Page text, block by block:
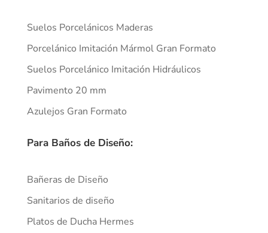
Suelos Porcelánicos Maderas
Porcelánico Imitación Mármol Gran Formato
Suelos Porcelánico Imitación Hidráulicos
Pavimento 20 mm
Azulejos Gran Formato
Para Baños de Diseño:
Bañeras de Diseño
Sanitarios de diseño
Platos de Ducha Hermes